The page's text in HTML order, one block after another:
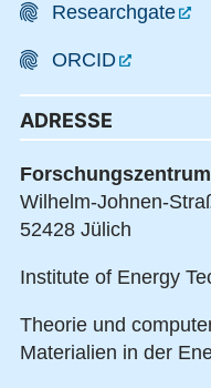
Researchgate
ORCID
ADRESSE
Wilhelm-Johnen-
52428 Jülich
Institute of Energy
Theorie und
Materialien in der